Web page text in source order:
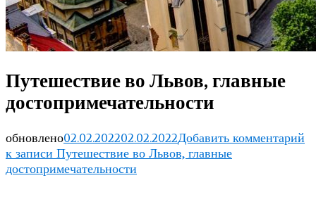
Путешествие во Львов, главные
достопримечательности
обновлено02.02.202202.02.2022Добавить комментарий
к записи Путешествие во Львов, главные
достопримечательности